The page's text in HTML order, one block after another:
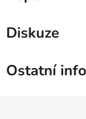
Diskuze
Ostatní